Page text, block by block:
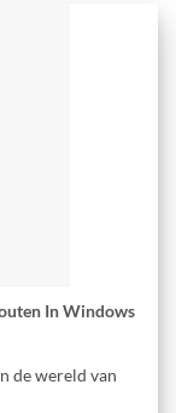
In Windows
de wereld van